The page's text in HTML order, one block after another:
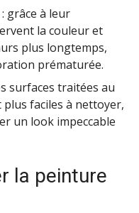
: grâce à leur
la couleur et
plus longtemps,
prématurée.
surfaces traitées au
faciles à nettoyer,
un look impeccable
la peinture